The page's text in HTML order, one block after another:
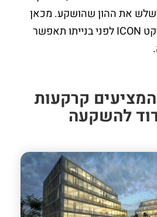
את ההון שהושקע. מכאן
שרכישת יחידה בפרויקט ICON לפני בנייתו תאפשר
קרקעות
להשקעה